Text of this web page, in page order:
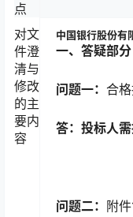
点
对文
件澄
清与
修改
的主
要内
容
中国银行股份
一、答疑部分
问题一： 合
答：投标人
问题二： 附